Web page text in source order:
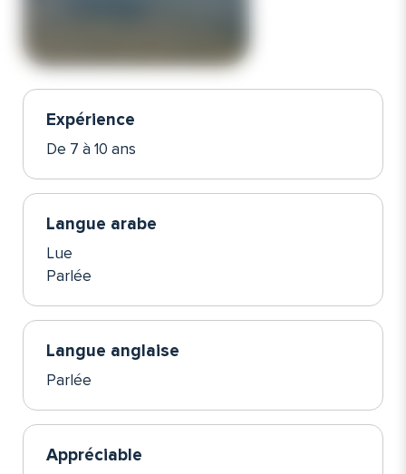
Expérience
De 7 à 10 ans
Langue arabe
Lue
Parlée
Langue anglaise
Parlée
Appréciable